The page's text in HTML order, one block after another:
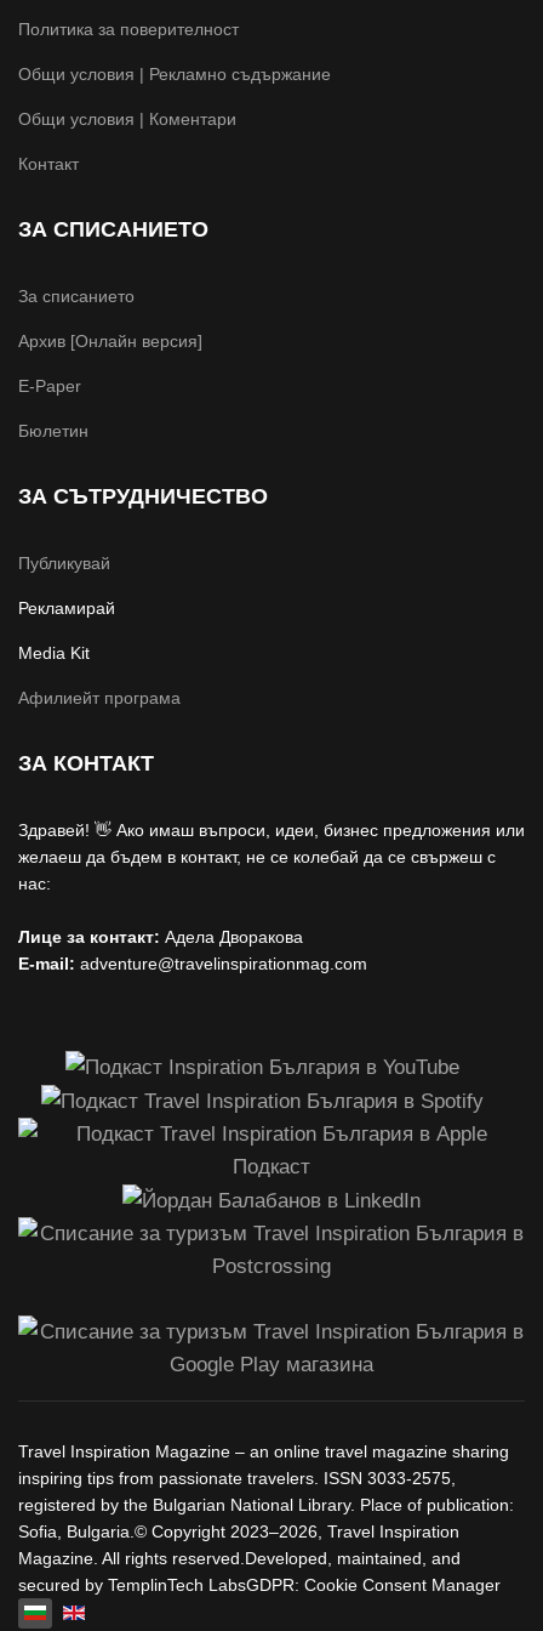
Политика за поверителност
Общи условия | Рекламно съдържание
Общи условия | Коментари
Контакт
ЗА СПИСАНИЕТО
За списанието
Архив [Онлайн версия]
E-Paper
Бюлетин
ЗА СЪТРУДНИЧЕСТВО
Публикувай
Рекламирай
Media Kit
Афилиейт програма
ЗА КОНТАКТ
Здравей! 👋 Ако имаш въпроси, идеи, бизнес предложения или
желаеш да бъдем в контакт, не се колебай да се свържеш с
нас:
Лице за контакт: Адела Дворакова
E-mail: adventure@travelinspirationmag.com
Travel Inspiration Magazine – an online travel magazine sharing
inspiring tips from passionate travelers. ISSN 3033-2575,
registered by the Bulgarian National Library. Place of publication:
Sofia, Bulgaria.© Copyright 2023–2026, Travel Inspiration
Magazine. All rights reserved.Developed, maintained, and
secured by TemplinTech LabsGDPR: Cookie Consent Manager
Изберете език